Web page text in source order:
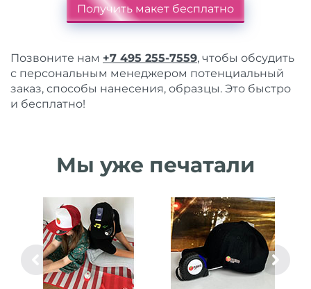
Получить макет бесплатно
Позвоните нам +7 495 255-7559, чтобы обсудить
с персональным менеджером потенциальный
заказ, способы нанесения, образцы. Это быстро
и бесплатно!
Мы уже печатали